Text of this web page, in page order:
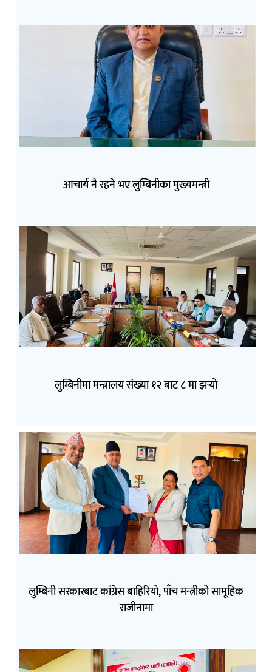
आचार्य नै रहने भए लुम्बिनीका मुख्यमन्त्री
लुम्बिनीमा मन्त्रालय संख्या १२ बाट ८ मा झर्‍यो
लुम्बिनी सरकारबाट कांग्रेस बाहिरियो, पाँच मन्त्रीको सामूहिक
राजीनामा